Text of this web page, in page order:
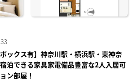
ックス有】神奈川駅・横浜駅・東神奈
泊できる家具家電備品豊富な2人入居可
ン部屋！